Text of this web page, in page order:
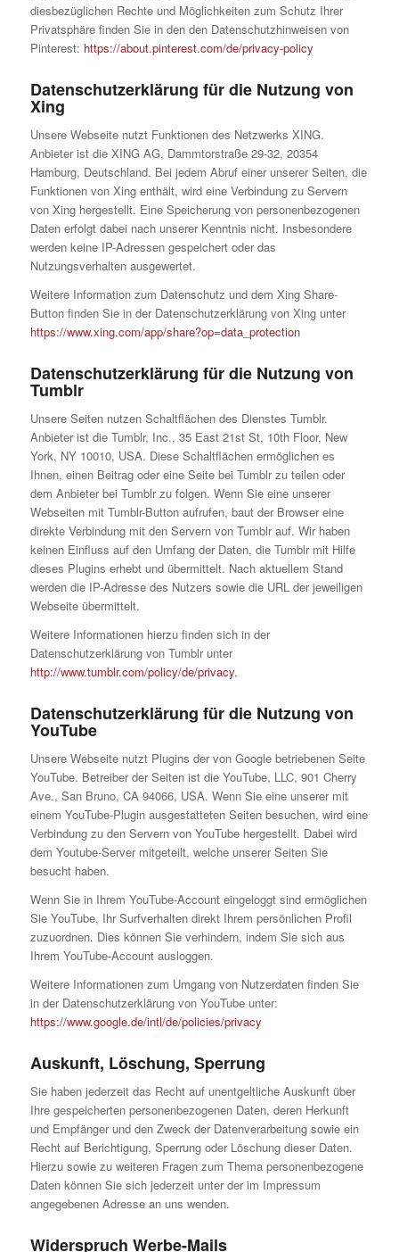
diesbezüglichen Rechte und Möglichkeiten zum Schutz Ihrer
Privatsphäre finden Sie in den den Datenschutzhinweisen von
Pinterest: https://about.pinterest.com/de/privacy-policy
Datenschutzerklärung für die Nutzung von
Xing
Unsere Webseite nutzt Funktionen des Netzwerks XING.
Anbieter ist die XING AG, Dammtorstraße 29-32, 20354
Hamburg, Deutschland. Bei jedem Abruf einer unserer Seiten, die
Funktionen von Xing enthält, wird eine Verbindung zu Servern
von Xing hergestellt. Eine Speicherung von personenbezogenen
Daten erfolgt dabei nach unserer Kenntnis nicht. Insbesondere
werden keine IP-Adressen gespeichert oder das
Nutzungsverhalten ausgewertet.
Weitere Information zum Datenschutz und dem Xing Share-
Button finden Sie in der Datenschutzerklärung von Xing unter
https://www.xing.com/app/share?op=data_protection
Datenschutzerklärung für die Nutzung von
Tumblr
Unsere Seiten nutzen Schaltflächen des Dienstes Tumblr.
Anbieter ist die Tumblr, Inc., 35 East 21st St, 10th Floor, New
York, NY 10010, USA. Diese Schaltflächen ermöglichen es
Ihnen, einen Beitrag oder eine Seite bei Tumblr zu teilen oder
dem Anbieter bei Tumblr zu folgen. Wenn Sie eine unserer
Webseiten mit Tumblr-Button aufrufen, baut der Browser eine
direkte Verbindung mit den Servern von Tumblr auf. Wir haben
keinen Einfluss auf den Umfang der Daten, die Tumblr mit Hilfe
dieses Plugins erhebt und übermittelt. Nach aktuellem Stand
werden die IP-Adresse des Nutzers sowie die URL der jeweiligen
Webseite übermittelt.
Weitere Informationen hierzu finden sich in der
Datenschutzerklärung von Tumblr unter
http://www.tumblr.com/policy/de/privacy.
Datenschutzerklärung für die Nutzung von
YouTube
Unsere Webseite nutzt Plugins der von Google betriebenen Seite
YouTube. Betreiber der Seiten ist die YouTube, LLC, 901 Cherry
Ave., San Bruno, CA 94066, USA. Wenn Sie eine unserer mit
einem YouTube-Plugin ausgestatteten Seiten besuchen, wird eine
Verbindung zu den Servern von YouTube hergestellt. Dabei wird
dem Youtube-Server mitgeteilt, welche unserer Seiten Sie
besucht haben.
Wenn Sie in Ihrem YouTube-Account eingeloggt sind ermöglichen
Sie YouTube, Ihr Surfverhalten direkt Ihrem persönlichen Profil
zuzuordnen. Dies können Sie verhindern, indem Sie sich aus
Ihrem YouTube-Account ausloggen.
Weitere Informationen zum Umgang von Nutzerdaten finden Sie
in der Datenschutzerklärung von YouTube unter:
https://www.google.de/intl/de/policies/privacy
Auskunft, Löschung, Sperrung
Sie haben jederzeit das Recht auf unentgeltliche Auskunft über
Ihre gespeicherten personenbezogenen Daten, deren Herkunft
und Empfänger und den Zweck der Datenverarbeitung sowie ein
Recht auf Berichtigung, Sperrung oder Löschung dieser Daten.
Hierzu sowie zu weiteren Fragen zum Thema personenbezogene
Daten können Sie sich jederzeit unter der im Impressum
angegebenen Adresse an uns wenden.
Widerspruch Werbe-Mails